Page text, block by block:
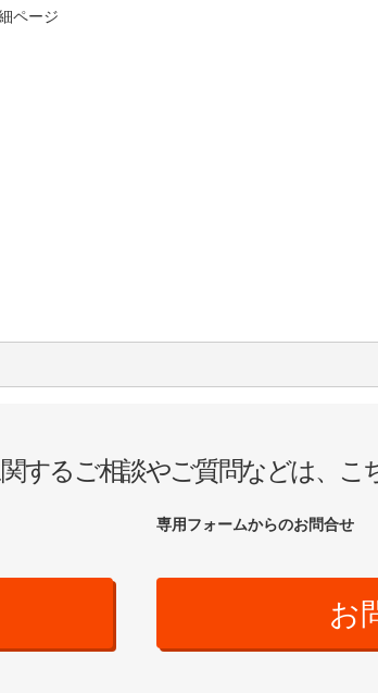
ページ
するご相談やご質問などは、こ
専用フォームからのお問合せ
お